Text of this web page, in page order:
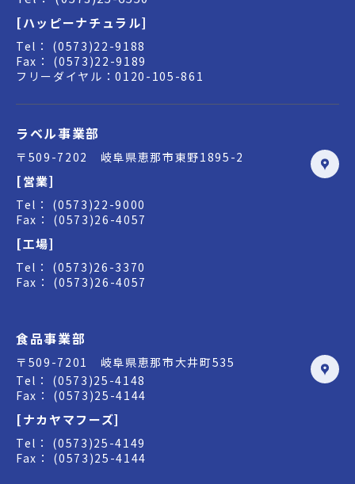
[ハッピーナチュラル]
Tel： (0573)22-9188
Fax： (0573)22-9189
フリーダイヤル：0120-105-861
ラベル事業部
〒509-7202 岐阜県恵那市東野1895-2
[営業]
Tel： (0573)22-9000
Fax： (0573)26-4057
[工場]
Tel： (0573)26-3370
Fax： (0573)26-4057
食品事業部
〒509-7201 岐阜県恵那市大井町535
Tel： (0573)25-4148
Fax： (0573)25-4144
[ナカヤマフーズ]
Tel： (0573)25-4149
Fax： (0573)25-4144